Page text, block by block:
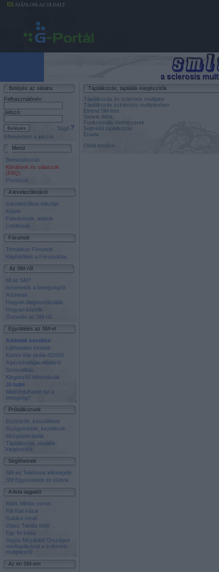
AJÁNLOM AZ OLDALT
Belépés az oldalra
Felhasználónév:
Jelszó:
Súgó
Elfelejtettem a jelszót
Menü
Bemutatkozás
Kérdések és válaszok
(FAQ)
Promóció
A levelezőlistáról
A levelezőlista etikettje
Képek
Felmérések, adatok
Letöltések
Fórumok
Tematikus Fórumok
Képfeltöltés a Fórumokba
Az SM-ről
Mi az SM?
Ismertetők a betegségről
A tünetek
Hogyan diagnosztizálják
Hogyan kezelik
Őszintén az SM-ről
Együttélés az SM-el
A tünetek kezelése
Láthatatlan tünetek
Kurtze féle skála /EDSS/
A pszichológia oldaláról
Szexualitás
Kiegészítő információk
Jó tudni
Mitől indulhatott be a
betegség?
Próbálkozunk
Eszközök, készülékek
Gyógymódok, kezelések
Mozgásterápiák
Táplálkozás, táplálék-
kiegészítők
Segíthetnek
SM-es Telefonos lelkisegély
SM Egyesületek és klubok
A lista tagjaitól
Márk Miklós versei
Pál Kati írásai
Gabika zenéi
Olasz Tamás fotói
Egy fiú írása
Segíts Mozdulni! Országos
médiapályázat a sclerosis
multiplexről
Az én SM-em
Táplálkozás, táplálék-kiegészítők
Táplálkozás és sclerosis multiplex
Táplálkozás szklerózis multiplexben
Étrend SM-ben
Swank diéta
Funkcionális élelmiszerek
Sejtvédő táplálkozás
Enada
Oldal tetejére